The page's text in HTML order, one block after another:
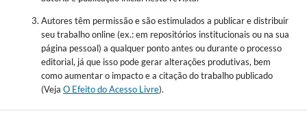
Autores têm permissão e são estimulados a publicar e distribuir
seu trabalho online (ex.: em repositórios institucionais ou na sua
página pessoal) a qualquer ponto antes ou durante o processo
editorial, já que isso pode gerar alterações produtivas, bem
como aumentar o impacto e a citação do trabalho publicado
(Veja O Efeito do Acesso Livre).